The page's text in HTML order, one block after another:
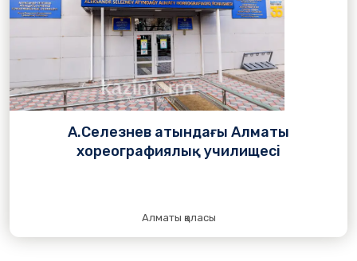
А.Селезнев атындағы Алматы
хореографиялық училищесі
Алматы қаласы